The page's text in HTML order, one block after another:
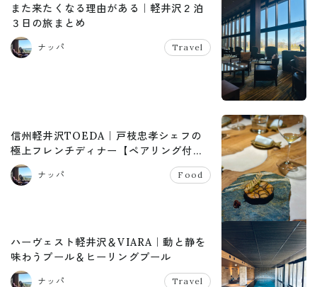
また来たくなる理由がある｜軽井沢２泊
３日の旅まとめ
ナッパ Travel
信州軽井沢TOEDA｜戸枝忠孝シェフの
極上フレンチディナー【ペアリング付
き】
ナッパ Food
ハーヴェスト軽井沢＆VIARA｜動と静を
味わうプール＆ヒーリングプール
ナッパ Travel